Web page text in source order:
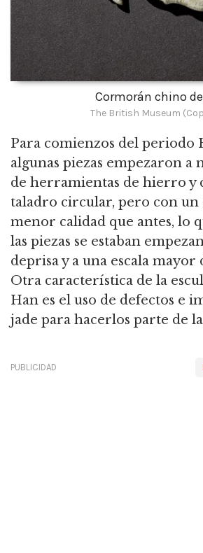
Cormorán chino
The British Museum
Para comienzos del periodo
algunas piezas empezaron a
de herramientas de hierro y
taladro circular, pero con un
menor calidad que antes, lo
las piezas se estaban
deprisa y a una escala
Otra característica de la
Han es el uso de defectos e
jade para hacerlos parte de
PUBLICIDAD